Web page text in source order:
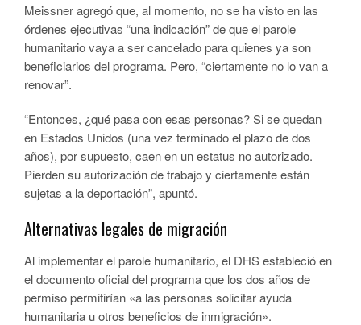
Meissner agregó que, al momento, no se ha visto en las
órdenes ejecutivas “una indicación” de que el parole
humanitario vaya a ser cancelado para quienes ya son
beneficiarios del programa. Pero, “ciertamente no lo van a
renovar”.
“Entonces, ¿qué pasa con esas personas? Si se quedan
en Estados Unidos (una vez terminado el plazo de dos
años), por supuesto, caen en un estatus no autorizado.
Pierden su autorización de trabajo y ciertamente están
sujetas a la deportación”, apuntó.
Alternativas legales de migración
Al implementar el parole humanitario, el DHS estableció en
el documento oficial del programa que los dos años de
permiso permitirían «a las personas solicitar ayuda
humanitaria u otros beneficios de inmigración».